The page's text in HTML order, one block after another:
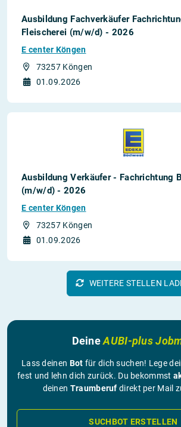
Ausbildung Fachverkäufer
Fleischerei (m/w/d) - 2026
E center Köngen
73257 Köngen
01.09.2026
Ausbildung Verkäufer - Fachrichtung
(m/w/d) - 2026
E center Köngen
73257 Köngen
01.09.2026
WEITERE STELLEN
DeineAUBI-plus
Lass deinen Bot für dich suchen! Lege
fest und lehn dich zurück. Du bekommst
deinen Traumberuf direkt per Mail
SUCHBOT ERSTELLEN